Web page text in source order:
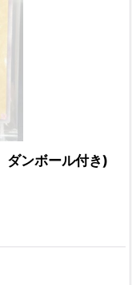
ダンボール付き)